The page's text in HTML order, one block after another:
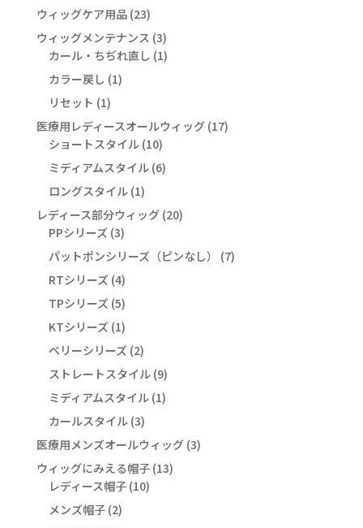
商
品
個
の
商
品
ウィッグケア用品 2323
個
の
商
ウィッグメンテナンス 33
個
カール・ちぢれ直し 11
品
カラー戻し 11
商
品
リセット 11
個
の
商
品
医療用レディースオールウィッグ 1717
ショートスタイル 1010
個
の
品
ミディアムスタイル 66
商
ロングスタイル 11
の
品
レディース部分ウィッグ 2020
の
商
PPシリーズ 33
個
の
商
品
パットポンシリーズ（ピンなし） 77
RTシリーズ 44
個
の
商
品
TPシリーズ 55
個
の
商
品
KTシリーズ 11
個
の
商
品
ベリーシリーズ 22
個
の
商
品
ストレートスタイル 99
個
の
品
ミディアムスタイル 11
商
品
カールスタイル 33
個
の
商
品
医療用メンズオールウィッグ 33
ウィッグにみえる帽子 1313
レディース帽子 1010
メンズ帽子 22